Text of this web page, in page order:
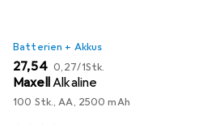
Batterien + Akkus
EUR
27,54 EUR
0,27/1Stk.
MaxellAlkaline
100 Stk., AA, 2500 mAh